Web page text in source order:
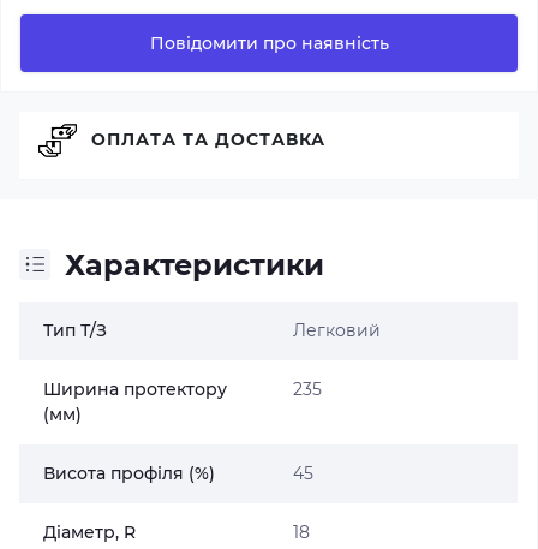
Повідомити про наявність
Характеристики
Тип Т/З Легковий
Ширина протектору
(мм)
235
Висота профіля (%) 45
Діаметр, R 18
ОПЛАТА ТА ДОСТАВКА